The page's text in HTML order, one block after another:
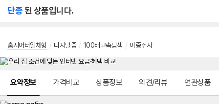
단종된 상품입니다.
홈시어터일체형 / 디지털줌 / 100배고속탐색 / 이중주사
요약정보 가격비교 상품정보 의견/리뷰 연관상품